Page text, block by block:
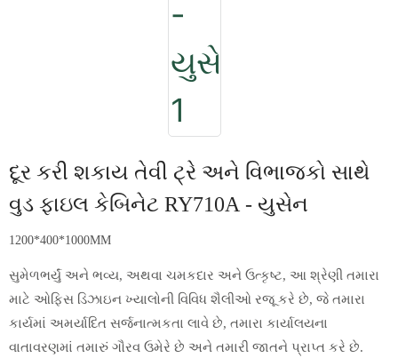
દૂર કરી શકાય તેવી ટ્રે અને વિભાજકો સાથે
વુડ ફાઇલ કેબિનેટ RY710A - યુસેન
1200*400*1000MM
સુમેળભર્યું અને ભવ્ય, અથવા ચમકદાર અને ઉત્કૃષ્ટ, આ શ્રેણી તમારા
માટે ઓફિસ ડિઝાઇન ખ્યાલોની વિવિધ શૈલીઓ રજૂ કરે છે, જે તમારા
કાર્યમાં અમર્યાદિત સર્જનાત્મકતા લાવે છે, તમારા કાર્યાલયના
વાતાવરણમાં તમારું ગૌરવ ઉમેરે છે અને તમારી જાતને પ્રાપ્ત કરે છે.